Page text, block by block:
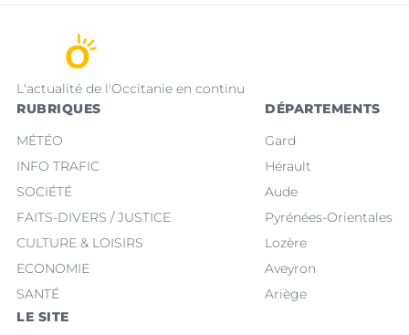
L'actualité de l'Occitanie en continu
RUBRIQUES
MÉTÉO
INFO TRAFIC
SOCIÉTÉ
FAITS-DIVERS / JUSTICE
CULTURE & LOISIRS
ECONOMIE
SANTÉ
DÉPARTEMENTS
Gard
Hérault
Aude
Pyrénées-Orientales
Lozère
Aveyron
Ariège
LE SITE